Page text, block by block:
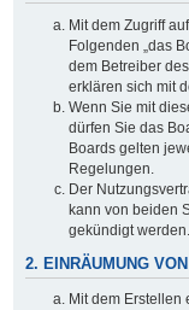
Mit dem Zugriff
Folgenden „das
dem Betreiber
erklären sich mit
Wenn Sie mit
dürfen Sie das
Boards gelten
Regelungen.
Der
kann von beiden
gekündigt werden.
2. EINRÄUMUNG
Mit dem Erstellen